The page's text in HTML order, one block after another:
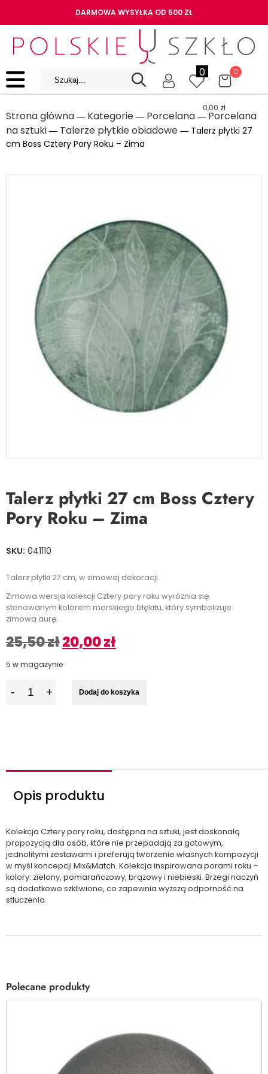
DARMOWA WYSYŁKA OD 500 ZŁ
0 0
0,00 zł
Strona główna ― Kategorie ― Porcelana ― Porcelana
na sztuki ― Talerze płytkie obiadowe ― Talerz płytki 27
cm Boss Cztery Pory Roku – Zima
Talerz płytki 27 cm Boss Cztery
Pory Roku – Zima
SKU: 041110
Talerz płytki 27 cm, w zimowej dekoracji.
Zimowa wersja kolekcji Cztery pory roku wyróżnia się
stonowanym kolorem morskiego błękitu, który symbolizuje
zimową aurę.
25,50zł20,00zł
5 w magazynie
Dodaj do koszyka
Opis produktu
Kolekcja Cztery pory roku, dostępna na sztuki, jest doskonałą
propozycją dla osób, które nie przepadają za gotowym,
jednolitymi zestawami i preferują tworzenie własnych kompozycji
w myśl koncepcji Mix&Match. Kolekcja inspirowana porami roku –
kolory: zielony, pomarańczowy, brązowy i niebieski. Brzegi naczyń
są dodatkowo szkliwione, co zapewnia wyższą odporność na
stłuczenia.
Polecane produkty